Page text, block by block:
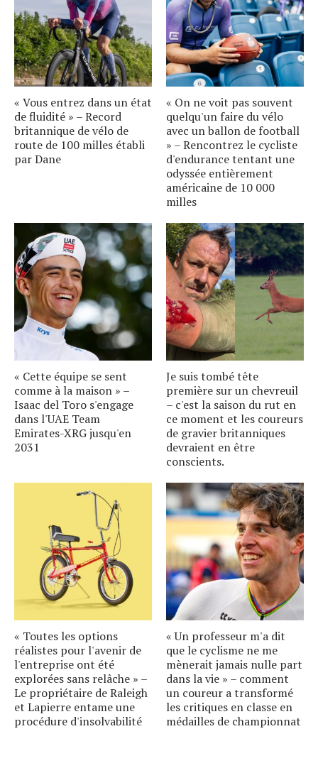
« Vous entrez dans un état
de fluidité » – Record
britannique de vélo de
route de 100 milles établi
par Dane
« On ne voit pas souvent
quelqu'un faire du vélo
avec un ballon de football
» – Rencontrez le cycliste
d'endurance tentant une
odyssée entièrement
américaine de 10 000
milles
« Cette équipe se sent
comme à la maison » –
Isaac del Toro s'engage
dans l'UAE Team
Emirates-XRG jusqu'en
2031
Je suis tombé tête
première sur un chevreuil
– c'est la saison du rut en
ce moment et les coureurs
de gravier britanniques
devraient en être
conscients.
« Toutes les options
réalistes pour l'avenir de
l'entreprise ont été
explorées sans relâche » –
Le propriétaire de Raleigh
et Lapierre entame une
procédure d'insolvabilité
« Un professeur m'a dit
que le cyclisme ne me
mènerait jamais nulle part
dans la vie » – comment
un coureur a transformé
les critiques en classe en
médailles de championnat